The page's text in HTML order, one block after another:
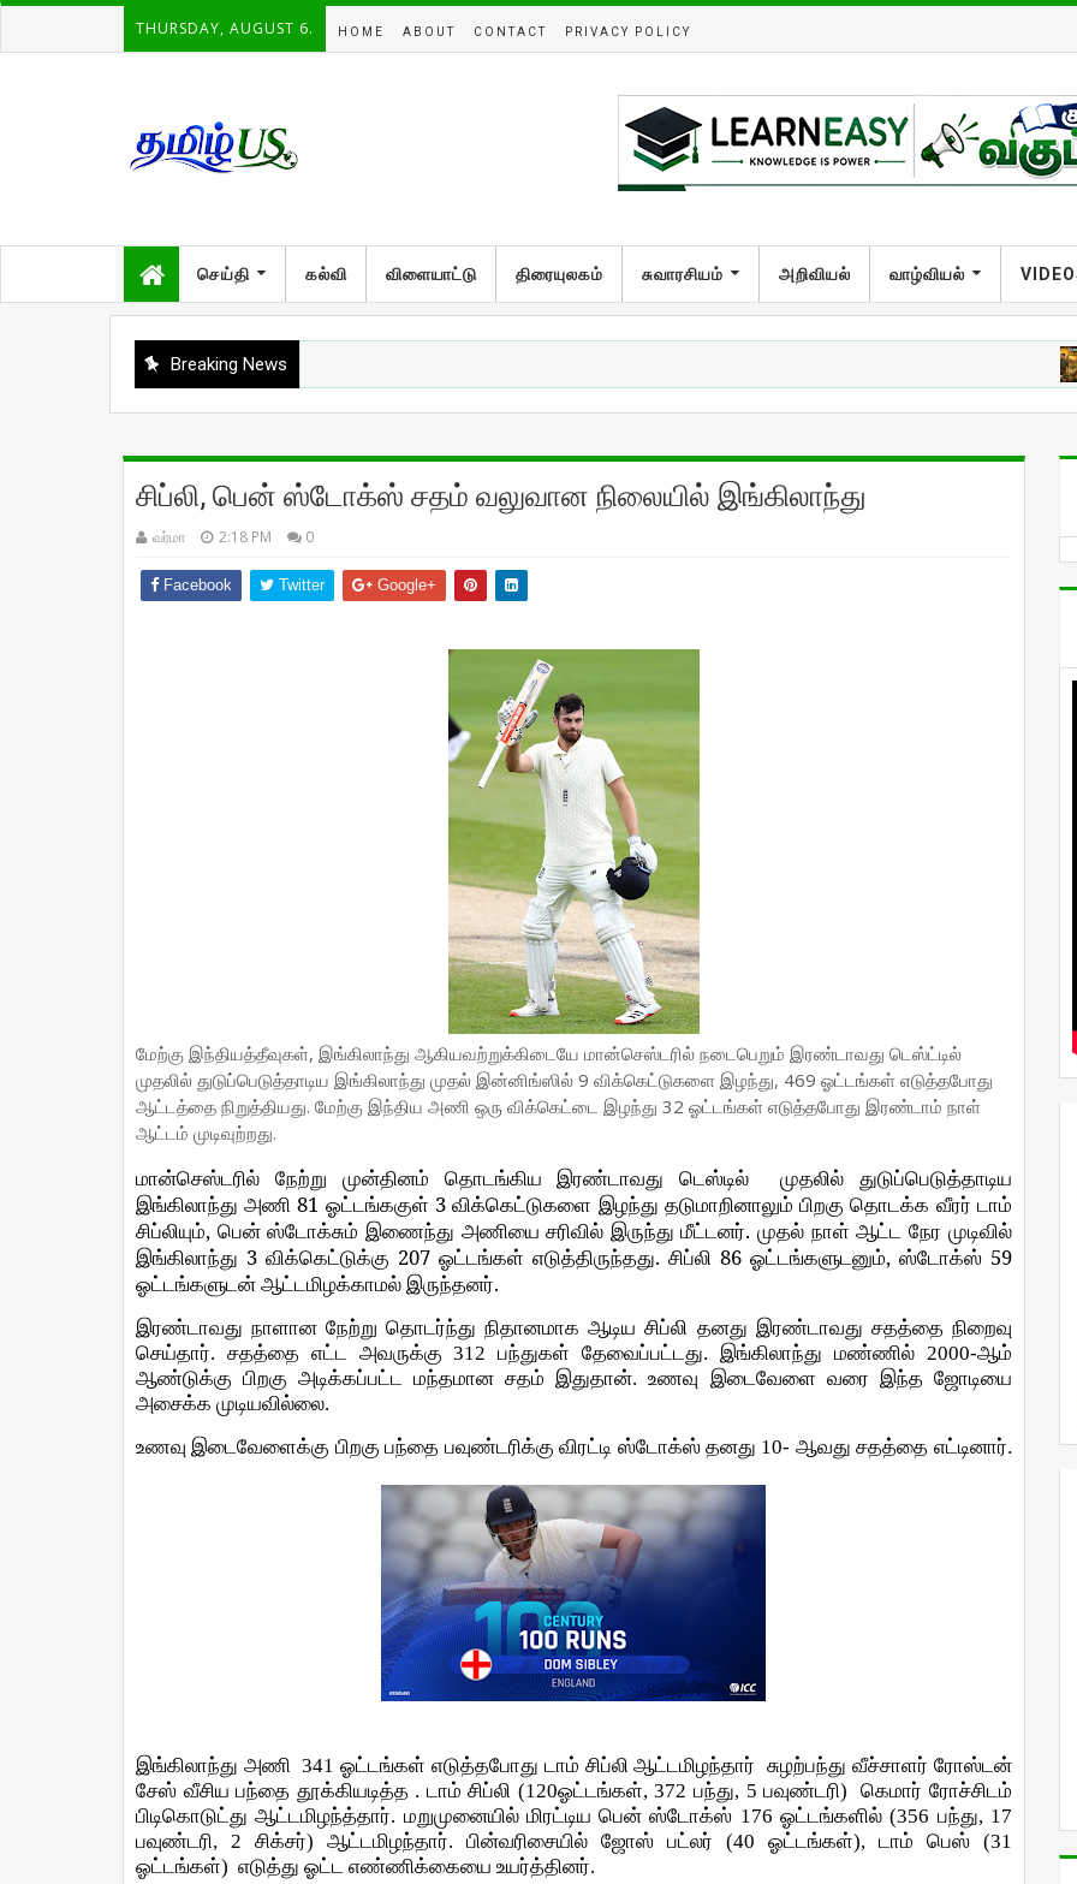
THURSDAY, AUGUST 6. HOME ABOUT CONTACT PRIVACY POLICY
செய்தி கல்வி விளையாட்டு திரையுலகம் சுவாரசியம் அறிவியல் வாழ்வியல்
Breaking News
சிப்லி, பென் ஸ்டோக்ஸ் சதம் வலுவான நிலையில் இங்கிலாந்து
வர்மா 2:18 PM 0
Facebook Twitter Google+
மேற்கு இந்தியத்தீவுகள், இங்கிலாந்து ஆகியவற்றுக்கிடையே மான்செஸ்டரில் நடைபெறும் இரண்டாவது டெஸ்ட்டில்
முதலில் துடுப்பெடுத்தாடிய இங்கிலாந்து முதல் இன்னிங்ஸில் 9 விக்கெட்டுகளை இழந்து, 469 ஓட்டங்கள் எடுத்தபோது
ஆட்டத்தை நிறுத்தியது. மேற்கு இந்திய அணி ஒரு விக்கெட்டை இழந்து 32 ஓட்டங்கள் எடுத்தபோது இரண்டாம் நாள்
ஆட்டம் முடிவுற்றது.
மான்செஸ்டரில் நேற்று முன்தினம் தொடங்கிய இரண்டாவது டெஸ்டில் முதலில்
துடுப்பெடுத்தாடிய
இங்கிலாந்து அணி 81 ஓட்டங்ககுள் 3விக்கெட்டுகளை இழந்து தடுமாறினாலும் பிறகு தொடக்க வீரர் டாம்
சிப்லியும், பென் ஸ்டோக்சும் இணைந்து அணியை சரிவில் இருந்து மீட்டனர்.முதல் நாள் ஆட்ட நேர முடிவில்
இங்கிலாந்து 3 விக்கெட்டுக்கு 207 ஓட்டங்கள் எடுத்திருந்தது. சிப்லி 86 ஓட்டங்களுடனும், ஸ்டோக்ஸ்59
ஓட்டங்களுடன் ஆட்டமிழக்காமல் இருந்தனர்.
இரண்டாவது நாளான நேற்று தொடர்ந்து நிதானமாக ஆடிய சிப்லி தனது இரண்டாவது சதத்தை நிறைவு
செய்தார். சதத்தை எட்ட அவருக்கு 312பந்துகள் தேவைப்பட்டது.இங்கிலாந்து மண்ணில்2000-ஆம்
ஆண்டுக்கு பிறகு அடிக்கப்பட்ட மந்தமான சதம் இதுதான்.உணவு இடைவேளை வரை இந்த ஜோடியை
அசைக்க முடியவில்லை.
உணவு இடைவேளைக்கு பிறகு பந்தை பவுண்டரிக்கு விரட்டி ஸ்டோக்ஸ் தனது 10- ஆவது சதத்தை எட்டினார்.
இங்கிலாந்து அணி 341ஓட்டங்கள் எடுத்தபோது டாம் சிப்லி ஆட்டமிழந்தார் சுழற்பந்து வீச்சாளர் ரோஸ்டன்
சேஸ் வீசிய பந்தை தூக்கியடித்த . டாம் சிப்லி (120ஓட்டங்கள், 372பந்து, 5பவுண்டரி) கெமார் ரோச்சிடம்
பிடிகொடுட்து ஆட்டமிழந்த்தார். மறுமுனையில் மிரட்டிய பென் ஸ்டோக்ஸ் 176 ஓட்டங்களில்(356 பந்து, 17
பவுண்டரி, 2 சிக்சர்) ஆட்டமிழந்தார். பின்வரிசையில் ஜோஸ் பட்லர் (40 ஓட்டங்கள்), டாம் பெஸ்(31
ஓட்டங்கள்) எடுத்து ஓட்ட எண்ணிக்கையை உயர்த்தினர்.